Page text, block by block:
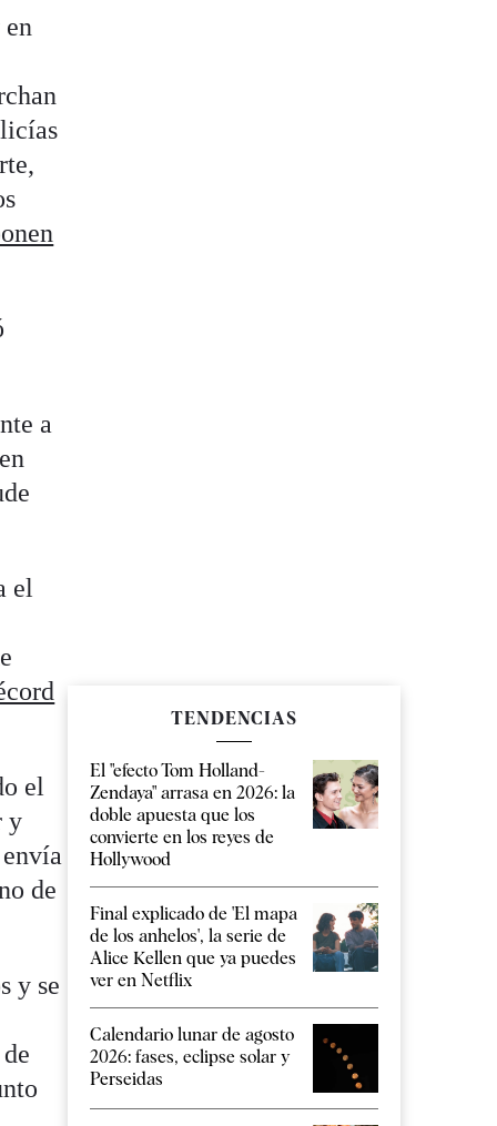
a
el
el
y
de
y se
TENDENCIAS
El "efecto Tom Holland-
Zendaya" arrasa en 2026: la
doble apuesta que los
convierte en los reyes de
Hollywood
Final explicado de 'El mapa
de los anhelos', la serie de
Alice Kellen que ya puedes
ver en Netflix
Calendario lunar de agosto
2026: fases, eclipse solar y
Perseidas